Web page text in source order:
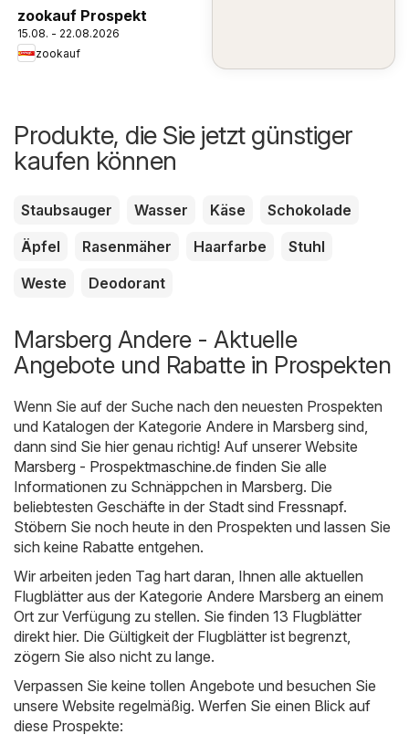
zookauf Prospekt
15.08. - 22.08.2026
zookauf
Produkte, die Sie jetzt günstiger
kaufen können
Staubsauger Wasser Käse
Schokolade
Äpfel
Rasenmäher Haarfarbe
Stuhl
Weste
Deodorant
Marsberg Andere - Aktuelle
Angebote und Rabatte in Prospekten
Wenn Sie auf der Suche nach den neuesten Prospekten
und Katalogen der Kategorie Andere in Marsberg sind,
dann sind Sie hier genau richtig! Auf unserer Website
Marsberg - Prospektmaschine.de finden Sie alle
Informationen zu Schnäppchen in Marsberg. Die
beliebtesten Geschäfte in der Stadt sind Fressnapf.
Stöbern Sie noch heute in den Prospekten und lassen Sie
sich keine Rabatte entgehen.
Wir arbeiten jeden Tag hart daran, Ihnen alle aktuellen
Flugblätter aus der Kategorie Andere Marsberg an einem
Ort zur Verfügung zu stellen. Sie finden 13 Flugblätter
direkt hier. Die Gültigkeit der Flugblätter ist begrenzt,
zögern Sie also nicht zu lange.
Verpassen Sie keine tollen Angebote und besuchen Sie
unsere Website regelmäßig. Werfen Sie einen Blick auf
diese Prospekte: